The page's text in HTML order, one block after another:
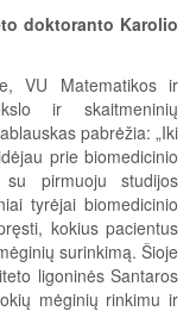
doktoranto Karolio
VU Matematikos ir
ir skaitmeninių
pabrėžia: „Iki
prie biomedicinio
pirmuoju studijos
tyrėjai biomedicinio
kokius pacientus
surinkimą. Šioje
ligoninės Santaros
mėginių rinkimu ir